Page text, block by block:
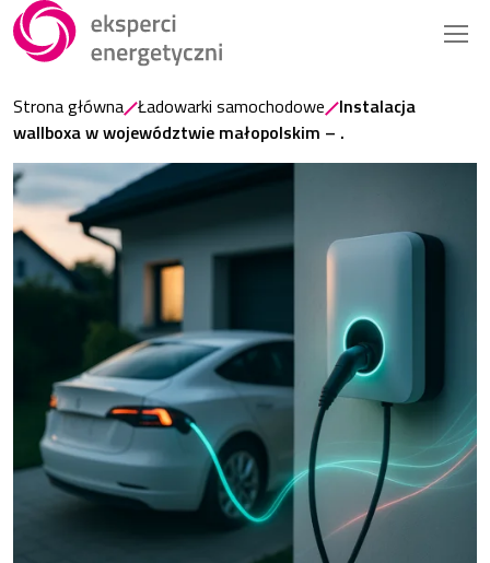
Strona główna Ładowarki samochodowe
Instalacja
wallboxa w województwie małopolskim – .